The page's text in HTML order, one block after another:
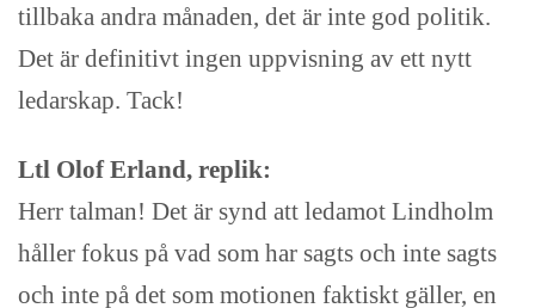
tillbaka andra månaden, det är inte god politik.
Det är definitivt ingen uppvisning av ett nytt
ledarskap. Tack!
Ltl Olof Erland, replik:
Herr talman! Det är synd att ledamot Lindholm
håller fokus på vad som har sagts och inte sagts
och inte på det som motionen faktiskt gäller, en